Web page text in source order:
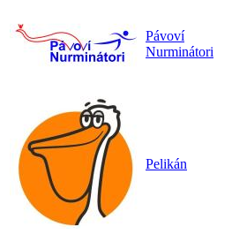
Pávoví
Nurminátori
Pelikán